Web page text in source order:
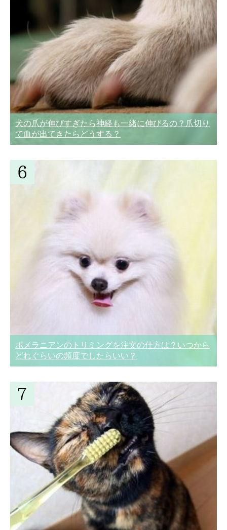
犬の爪が伸びすぎたら神経も一緒に伸びるの？爪切り
で血が出てきたらどうする？
ポメラニアンのトリミングを注文の仕方は？いつから
どれぐらいの頻度でしたらいい？